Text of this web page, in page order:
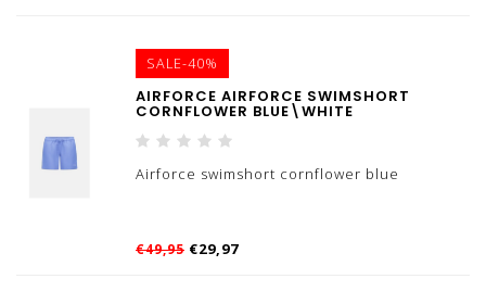
SALE-40%
AIRFORCE AIRFORCE SWIMSHORT
CORNFLOWER BLUE\WHITE
Airforce swimshort cornflower blue
€49,95 €29,97